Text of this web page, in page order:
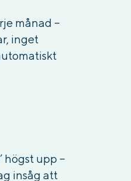
månad –
inget
högst upp –
insåg att